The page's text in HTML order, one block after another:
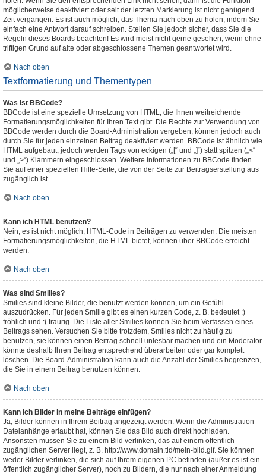
möglicherweise deaktiviert oder seit der letzten Markierung ist nicht genügend
Zeit vergangen. Es ist auch möglich, das Thema nach oben zu holen, indem Sie
einfach eine Antwort darauf schreiben. Stellen Sie jedoch sicher, dass Sie die
Regeln dieses Boards beachten! Es wird meist nicht gerne gesehen, wenn ohne
triftigen Grund auf alte oder abgeschlossene Themen geantwortet wird.
Nach oben
Textformatierung und Thementypen
Was ist BBCode?
BBCode ist eine spezielle Umsetzung von HTML, die Ihnen weitreichende
Formatierungsmöglichkeiten für Ihren Text gibt. Die Rechte zur Verwendung von
BBCode werden durch die Board-Administration vergeben, können jedoch auch
durch Sie für jeden einzelnen Beitrag deaktiviert werden. BBCode ist ähnlich wie
HTML aufgebaut, jedoch werden Tags von eckigen („[“ und „]“) statt spitzen („<“
und „>“) Klammern eingeschlossen. Weitere Informationen zu BBCode finden
Sie auf einer speziellen Hilfe-Seite, die von der Seite zur Beitragserstellung aus
zugänglich ist.
Nach oben
Kann ich HTML benutzen?
Nein, es ist nicht möglich, HTML-Code in Beiträgen zu verwenden. Die meisten
Formatierungsmöglichkeiten, die HTML bietet, können über BBCode erreicht
werden.
Nach oben
Was sind Smilies?
Smilies sind kleine Bilder, die benutzt werden können, um ein Gefühl
auszudrücken. Für jeden Smilie gibt es einen kurzen Code, z. B. bedeutet :)
fröhlich und :( traurig. Die Liste aller Smilies können Sie beim Verfassen eines
Beitrags sehen. Versuchen Sie bitte trotzdem, Smilies nicht zu häufig zu
benutzen, sie können einen Beitrag schnell unlesbar machen und ein Moderator
könnte deshalb Ihren Beitrag entsprechend überarbeiten oder gar komplett
löschen. Die Board-Administration kann auch die Anzahl der Smilies begrenzen,
die Sie in einem Beitrag benutzen können.
Nach oben
Kann ich Bilder in meine Beiträge einfügen?
Ja, Bilder können in Ihrem Beitrag angezeigt werden. Wenn die Administration
Dateianhänge erlaubt hat, können Sie das Bild auch direkt hochladen.
Ansonsten müssen Sie zu einem Bild verlinken, das auf einem öffentlich
zugänglichen Server liegt, z. B. http://www.domain.tld/mein-bild.gif. Sie können
weder Bilder verlinken, die sich auf Ihrem eigenen PC befinden (außer es ist ein
öffentlich zugänglicher Server), noch zu Bildern, die nur nach einer Anmeldung